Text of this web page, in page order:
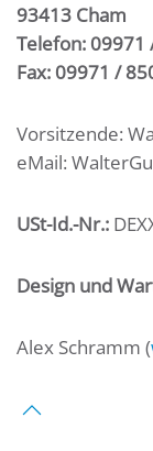
93413 Cham
Telefon: 09971
Fax: 09971 /
Vorsitzende:
eMail:
USt-Id.-Nr.:
Design und
Alex Schramm (